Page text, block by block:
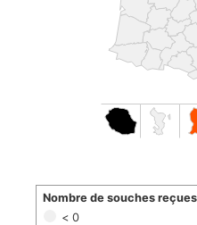
< 0
Nombre de souches reçues